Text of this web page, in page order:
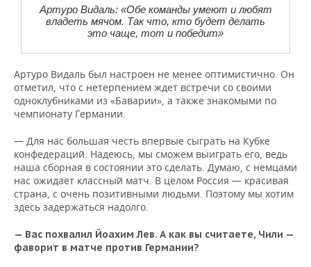
Артуро Видаль: «Обе команды умеют и любят
владеть мячом. Так что, кто будет делать
это чаще, тот и победит»
Артуро Видаль был настроен не менее оптимистично. Он
отметил, что с нетерпением ждет встречи со своими
одноклубниками из «Баварии», а также знакомыми по
чемпионату Германии.
— Для нас большая честь впервые сыграть на Кубке
конфедераций. Надеюсь, мы сможем выиграть его, ведь
наша сборная в состоянии это сделать. Думаю, с немцами
нас ожидает классный матч. В целом Россия — красивая
страна, с очень позитивными людьми. Поэтому мы хотим
здесь задержаться надолго.
— Вас похвалил Йоахим Лев. А как вы считаете, Чили —
фаворит в матче против Германии?